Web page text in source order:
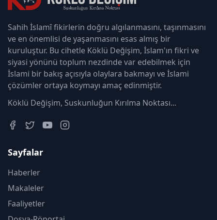
Sahih İslamî fikirlerin doğru algılanmasını, taşınmasını
ve en önemlisi de yaşanmasını esas almış bir
kuruluştur. Bu cihetle Köklü Değişim, İslam'ın fikri ve
siyasi yönünü toplum nezdinde var edebilmek için
İslami bir bakış açısıyla olaylara bakmayı ve İslami
çözümler ortaya koymayı amaç edinmiştir.
Köklü Değişim, Suskunluğun Kırılma Noktası...
Sayfalar
Haberler
Makaleler
Faaliyetler